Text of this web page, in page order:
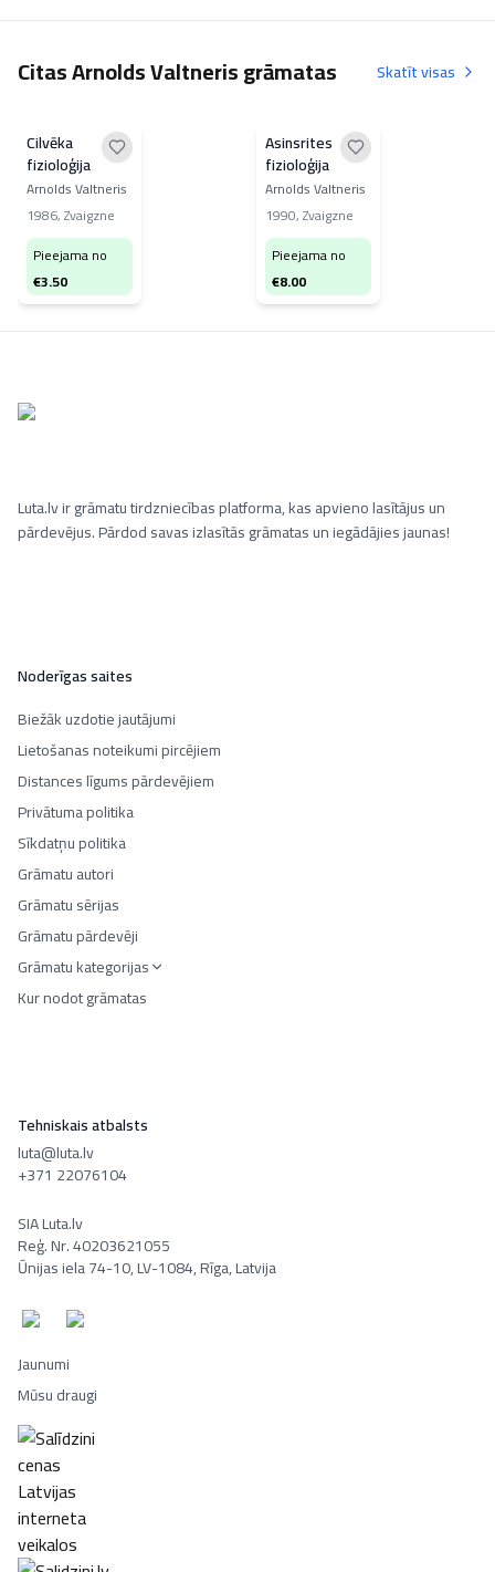
Citas Arnolds Valtneris grāmatas Skatīt visas
Cilvēka
fizioloģija
Arnolds Valtneris
1986,Zvaigzne
Pieejama no
€3.50
Asinsrites
fizioloģija
Arnolds Valtneris
1990,Zvaigzne
Pieejama no
€8.00
Luta.lv ir grāmatu tirdzniecības platforma, kas apvieno lasītājus un
pārdevējus. Pārdod savas izlasītās grāmatas un iegādājies jaunas!
Noderīgas saites
Biežāk uzdotie jautājumi
Lietošanas noteikumi pircējiem
Distances līgums pārdevējiem
Privātuma politika
Sīkdatņu politika
Grāmatu autori
Grāmatu sērijas
Grāmatu pārdevēji
Grāmatu kategorijas
Kur nodot grāmatas
Tehniskais atbalsts
luta@luta.lv
+371 22076104
SIA Luta.lv
Reģ. Nr. 40203621055
Ūnijas iela 74-10, LV-1084, Rīga, Latvija
Jaunumi
Mūsu draugi